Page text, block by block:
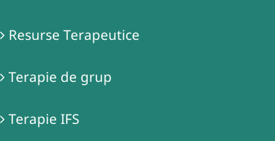
Resurse Terapeutice
Terapie de grup
Terapie IFS